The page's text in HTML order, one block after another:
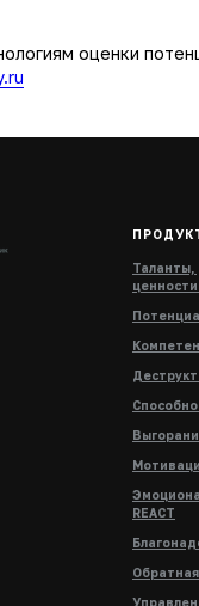
оценки
Таланты,
REACT
Обратная